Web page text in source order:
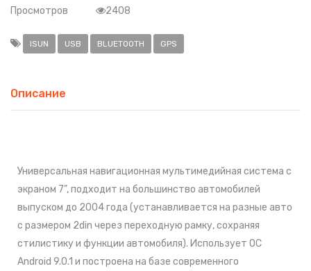
Просмотров
2408
ISUN USB BLUETOOTH GPS
Описание
Универсальная навигационная мультимедийная система с
экраном 7", подходит на большинство автомобилей
выпуском до 2004 года (устанавливается на разные авто
с размером 2din через переходную рамку, сохраняя
стилистику и функции автомобиля). Использует ОС
Android 9.0.1 и построена на базе современного